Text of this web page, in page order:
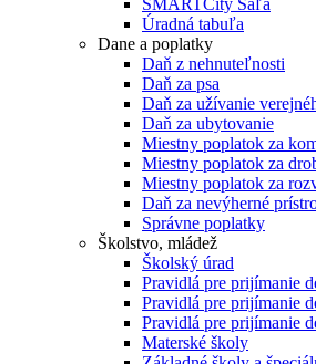
SMARTCity Šaľa
Úradná tabuľa
Dane a poplatky
Daň z nehnuteľnosti
Daň za psa
Daň za užívanie
Daň za ubytovanie
Miestny poplatok za
Miestny poplatok za
Miestny poplatok za
Daň za nevýherné
Správne poplatky
Školstvo, mládež
Školský úrad
Pravidlá pre prijímanie
Pravidlá pre prijímanie
Pravidlá pre prijímanie
Materské školy